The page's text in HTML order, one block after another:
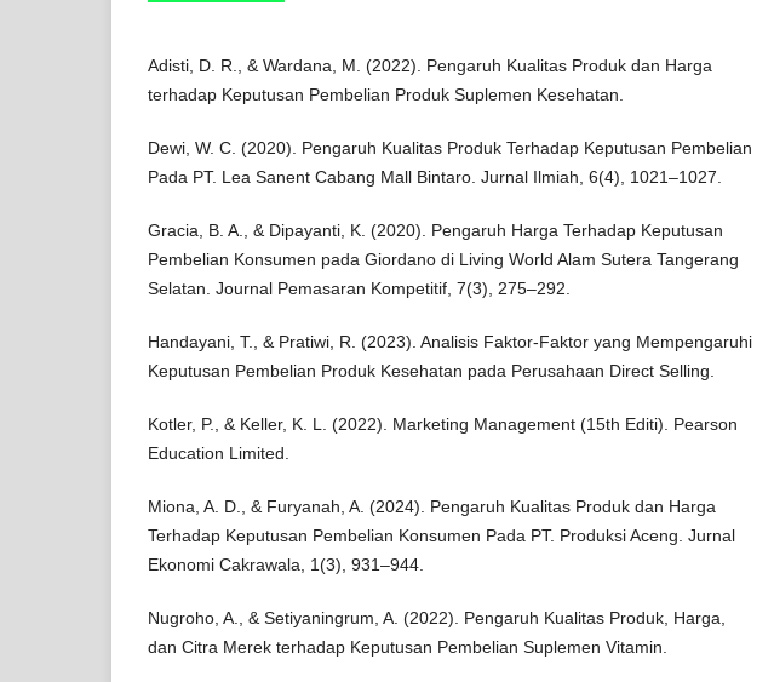
Adisti, D. R., & Wardana, M. (2022). Pengaruh Kualitas Produk dan Harga
terhadap Keputusan Pembelian Produk Suplemen Kesehatan.
Dewi, W. C. (2020). Pengaruh Kualitas Produk Terhadap Keputusan Pembelian
Pada PT. Lea Sanent Cabang Mall Bintaro. Jurnal Ilmiah, 6(4), 1021–1027.
Gracia, B. A., & Dipayanti, K. (2020). Pengaruh Harga Terhadap Keputusan
Pembelian Konsumen pada Giordano di Living World Alam Sutera Tangerang
Selatan. Journal Pemasaran Kompetitif, 7(3), 275–292.
Handayani, T., & Pratiwi, R. (2023). Analisis Faktor-Faktor yang Mempengaruhi
Keputusan Pembelian Produk Kesehatan pada Perusahaan Direct Selling.
Kotler, P., & Keller, K. L. (2022). Marketing Management (15th Editi). Pearson
Education Limited.
Miona, A. D., & Furyanah, A. (2024). Pengaruh Kualitas Produk dan Harga
Terhadap Keputusan Pembelian Konsumen Pada PT. Produksi Aceng. Jurnal
Ekonomi Cakrawala, 1(3), 931–944.
Nugroho, A., & Setiyaningrum, A. (2022). Pengaruh Kualitas Produk, Harga,
dan Citra Merek terhadap Keputusan Pembelian Suplemen Vitamin.